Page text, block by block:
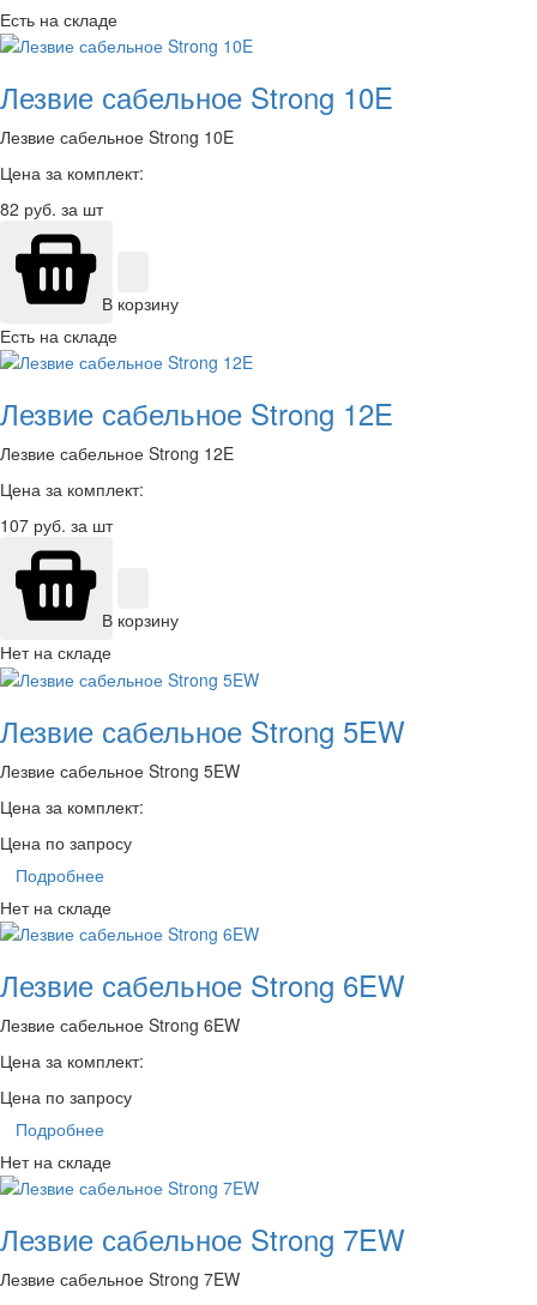
Есть на складе
Лезвие сабельное Strong 10E
Лезвие сабельное Strong 10E
Цена за комплект:
82 руб. за шт
В корзину
Есть на складе
Лезвие сабельное Strong 12E
Лезвие сабельное Strong 12E
Цена за комплект:
107 руб. за шт
В корзину
Нет на складе
Лезвие сабельное Strong 5EW
Лезвие сабельное Strong 5EW
Цена за комплект:
Цена по запросу
Подробнее
Нет на складе
Лезвие сабельное Strong 6EW
Лезвие сабельное Strong 6EW
Цена за комплект:
Цена по запросу
Подробнее
Нет на складе
Лезвие сабельное Strong 7EW
Лезвие сабельное Strong 7EW